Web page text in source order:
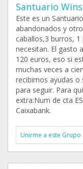
Santuario
Este es un
abandonados y
caballos,3 burros,
necesitan. El gasto
120 euros, eso si
muchas veces a
recibimos ayudas
para seguir. Para
extra:Num de cta
Caixabank.
Unirme a este Grupo